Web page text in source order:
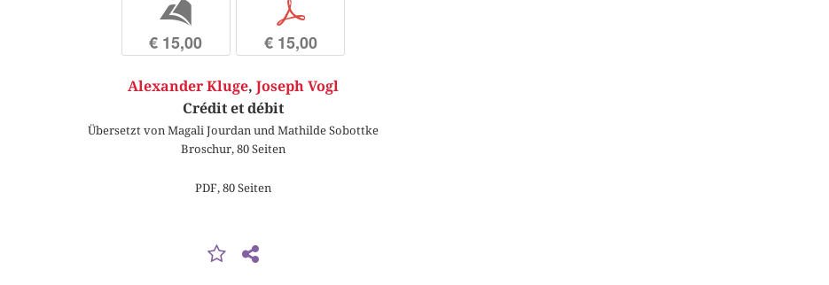
b
€ 15,00
p
€ 15,00
Alexander Kluge, Joseph Vogl
Crédit et débit
Übersetzt von Magali Jourdan und Mathilde Sobottke
Broschur, 80 Seiten
PDF, 80 Seiten